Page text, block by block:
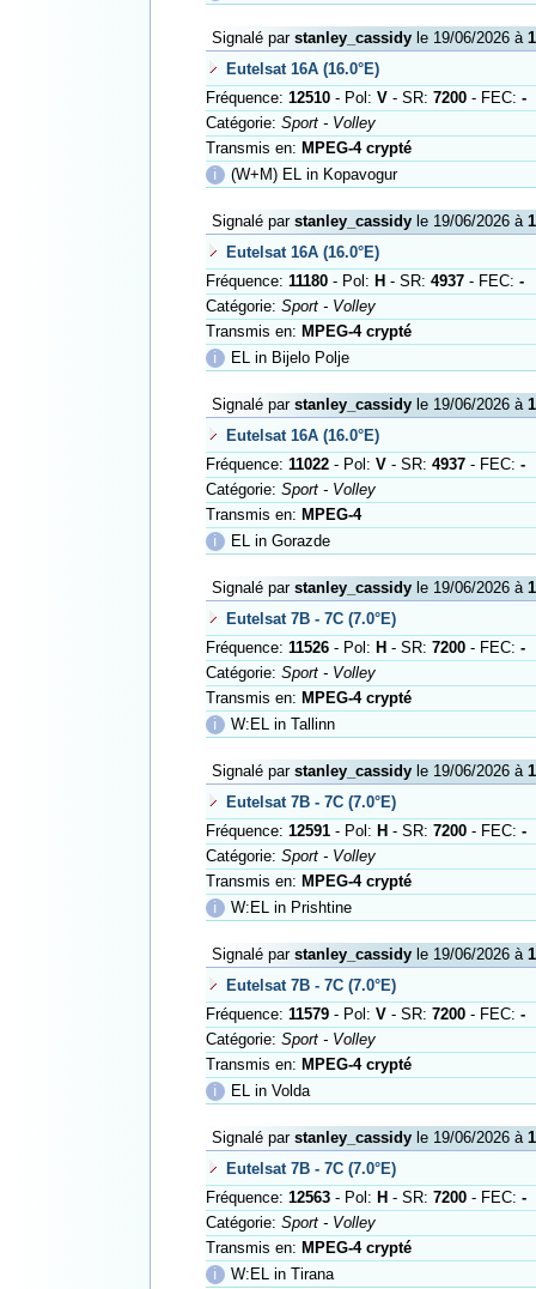
Signalé par stanley_cassidyle 19/06/2026 à
Eutelsat 16A (16.0°E)
Fréquence: 12510- Pol: V- SR: 7200- FEC: -
Catégorie: Sport - Volley
Transmis en: MPEG-4 crypté
ℹ
(W+M) EL in Kopavogur
Signalé par stanley_cassidyle 19/06/2026 à
Eutelsat 16A (16.0°E)
Fréquence: 11180- Pol: H - SR: 4937- FEC: -
Catégorie: Sport - Volley
Transmis en: MPEG-4 crypté
ℹ
EL in Bijelo Polje
Signalé par stanley_cassidyle 19/06/2026 à
Eutelsat 16A (16.0°E)
Fréquence: 11022- Pol: V- SR: 4937- FEC: -
Catégorie: Sport - Volley
Transmis en: MPEG-4
ℹ
EL in Gorazde
Signalé par stanley_cassidyle 19/06/2026 à
Eutelsat 7B - 7C (7.0°E)
Fréquence: 11526- Pol: H - SR: 7200- FEC: -
Catégorie: Sport - Volley
Transmis en: MPEG-4 crypté
ℹ
W:EL in Tallinn
Signalé par stanley_cassidyle 19/06/2026 à
Eutelsat 7B - 7C (7.0°E)
Fréquence: 12591- Pol: H - SR: 7200- FEC: -
Catégorie: Sport - Volley
Transmis en: MPEG-4 crypté
ℹ
W:EL in Prishtine
Signalé par stanley_cassidyle 19/06/2026 à
Eutelsat 7B - 7C (7.0°E)
Fréquence: 11579- Pol: V- SR: 7200- FEC: -
Catégorie: Sport - Volley
Transmis en: MPEG-4 crypté
ℹ
EL in Volda
Signalé par stanley_cassidyle 19/06/2026 à
Eutelsat 7B - 7C (7.0°E)
Fréquence: 12563- Pol: H - SR: 7200- FEC: -
Catégorie: Sport - Volley
Transmis en: MPEG-4 crypté
ℹ
W:EL in Tirana